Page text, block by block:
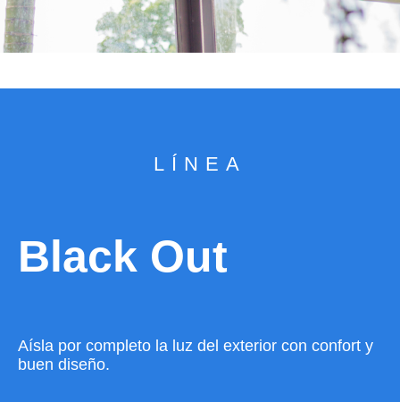
LÍNEA
Black Out
Aísla por completo la luz del exterior con confort y
buen diseño.